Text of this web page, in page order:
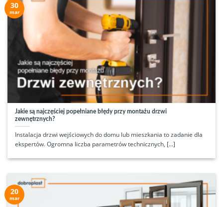
Jakie są najczęściej popełniane błędy przy montażu drzwi
zewnętrznych?
Instalacja drzwi wejściowych do domu lub mieszkania to zadanie dla
ekspertów. Ogromna liczba parametrów technicznych, [...]
30
mar
20
mar